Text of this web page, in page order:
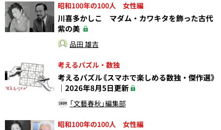
昭和100年の100人 女性編
川喜多かしこ マダム・カワキタを飾った古代
紫の美
品田 雄吉
考えるパズル・数独
考えるパズル《スマホで楽しめる数独・傑作選》
｜2026年8月5日更新
「文藝春秋」編集部
昭和100年の100人 女性編